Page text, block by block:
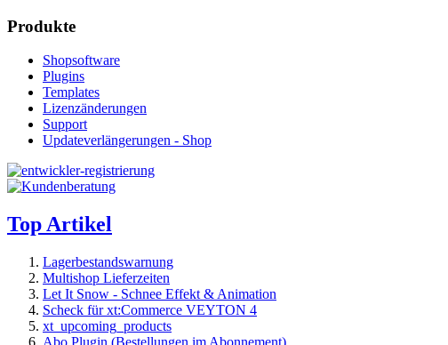
Produkte
Shopsoftware
Plugins
Templates
Lizenzänderungen
Support
Updateverlängerungen - Shop
Top Artikel
Lagerbestandswarnung
Multishop Lieferzeiten
Let It Snow - Schnee Effekt & Animation
Scheck für xt:Commerce VEYTON 4
xt_upcoming_products